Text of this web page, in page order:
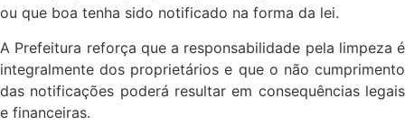
ou que boa tenha sido notificado na forma da lei.
A Prefeitura reforça que a responsabilidade pela limpeza é
integralmente dos proprietários e que o não cumprimento
das notificações poderá resultar em consequências legais
e financeiras.